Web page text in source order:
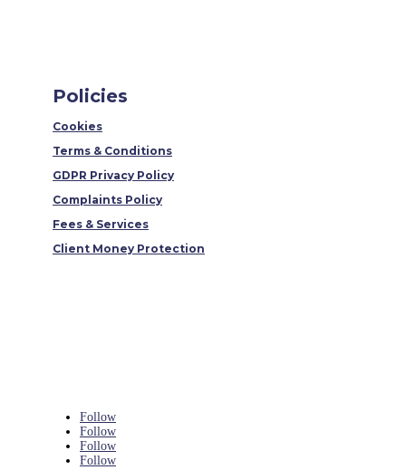
Policies
Cookies
Terms & Conditions
GDPR Privacy Policy
Complaints Policy
Fees & Services
Client Money Protection
Follow
Follow
Follow
Follow